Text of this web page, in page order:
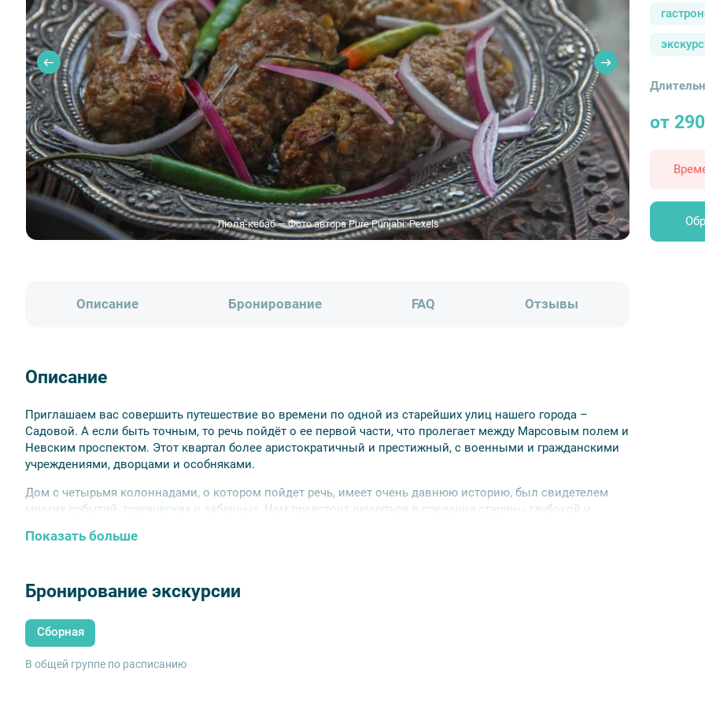
Люля-кебаб — Фото автора Pure Punjabi: Pexels
от
Описание Бронирование FAQ Отзывы
Описание
Приглашаем вас совершить путешествие во времени по одной из старейших улиц нашего города –
Садовой. А если быть точным, то речь пойдёт о ее первой части, что пролегает между Марсовым полем и
Невским проспектом. Этот квартал более аристократичный и престижный, с военными и гражданскими
учреждениями, дворцами и особняками.
Дом с четырьмя колоннадами, о котором пойдет речь, имеет очень давнюю историю, был свидетелем
многих событий, трагических и забавных. Нам предстоит окунуться в предания старины глубокой и
Услышать и прочувствовать прекрасную атмосферу театра миниатюр «Павион де Пари», быть участником
Дом с четырьмя колоннадами немыслим без ресторана «Баку», визитной карточкой которого давно уже
стало его восточное гостеприимство. Нас ожидает разнообразие и изобилие азербайджанской кухни,
созерцание уникальных по красоте интерьеров. Ресторан «Баку» очень гостеприимен. Любого гостя здесь
всегда встречают с радушием и угощают от души.
Показать больше
Бронирование экскурсии
Сборная
В общей группе по расписанию